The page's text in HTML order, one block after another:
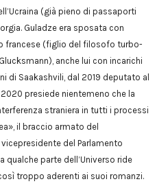
(già pieno di passaporti
Guladze era sposata con
francese (figlio del filosofo turbo-
anche lui con incarichi
di Saakashvili, dal 2019 deputato al
presiede nientemeno che la
straniera in tutti i processi
il braccio armato del
del Parlamento
qualche parte dell’Universo ride
troppo aderenti ai suoi romanzi.